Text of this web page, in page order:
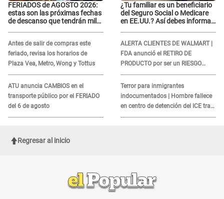
FERIADOS de AGOSTO 2026:
estas son las próximas fechas
de descanso que tendrán miles
Antes de salir de compras este
feriado, revisa los horarios de
Plaza Vea, Metro, Wong y Tottus
ATU anuncia CAMBIOS en el
transporte público por el FERIADO
del 6 de agosto
¿Tu familiar es un beneficiario
del Seguro Social o Medicare
en EE.UU.? Así debes informar
ALERTA CLIENTES DE WALMART |
FDA anunció el RETIRO DE
PRODUCTO por ser un RIESGO
MORTAL para consumidores: ¿Cuál
es?
Terror para inmigrantes
indocumentados | Hombre fallece
en centro de detención del ICE tras
sufrir una "emergencia médica"
Regresar al inicio